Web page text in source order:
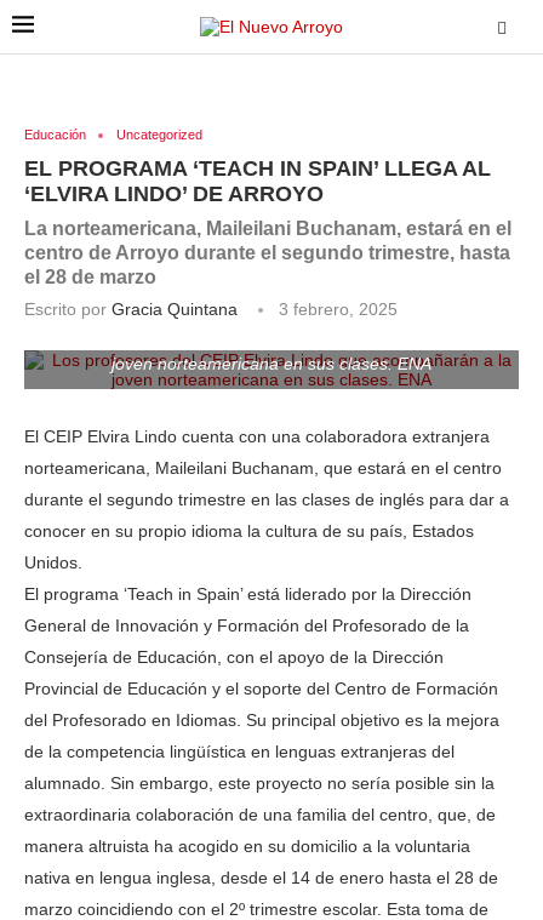
Educación Uncategorized
EL PROGRAMA ‘TEACH IN SPAIN’ LLEGA AL
‘ELVIRA LINDO’ DE ARROYO
La norteamericana, Maileilani Buchanam, estará en el
centro de Arroyo durante el segundo trimestre, hasta
el 28 de marzo
Escrito por Gracia Quintana
3 febrero, 2025
joven norteamericana en sus clases. ENA
El CEIP Elvira Lindo cuenta con una colaboradora extranjera
norteamericana, Maileilani Buchanam, que estará en el centro
durante el segundo trimestre en las clases de inglés para dar a
conocer en su propio idioma la cultura de su país, Estados
Unidos.
El programa ‘Teach in Spain’ está liderado por la Dirección
General de Innovación y Formación del Profesorado de la
Consejería de Educación, con el apoyo de la Dirección
Provincial de Educación y el soporte del Centro de Formación
del Profesorado en Idiomas. Su principal objetivo es la mejora
de la competencia lingüística en lenguas extranjeras del
alumnado. Sin embargo, este proyecto no sería posible sin la
extraordinaria colaboración de una familia del centro, que, de
manera altruista ha acogido en su domicilio a la voluntaria
nativa en lengua inglesa, desde el 14 de enero hasta el 28 de
marzo coincidiendo con el 2º trimestre escolar. Esta toma de